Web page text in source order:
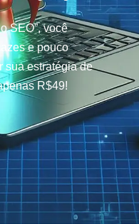
SEO”, você
e pouco
sua estratégia de
R$49!